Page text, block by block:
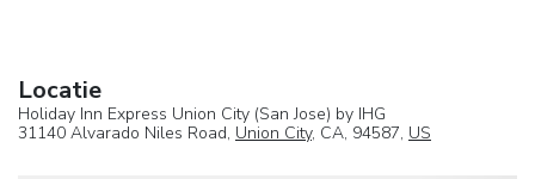
Locatie
Holiday Inn Express Union City (San Jose) by IHG
31140 Alvarado Niles Road, Union City, CA, 94587, US